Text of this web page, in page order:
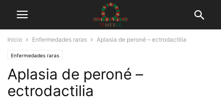
Inicio Enfermedades raras Aplasia de peroné – ectrodactilia
Enfermedades raras
Aplasia de peroné –
ectrodactilia